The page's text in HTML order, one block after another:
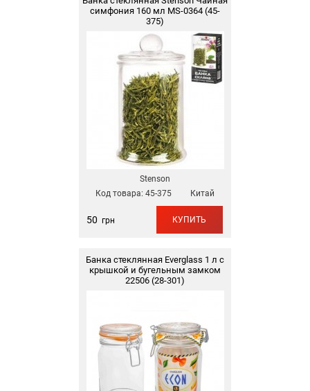
симфония 160 мл MS-0364 (45-
375)
Stenson
Код товара: 45-375 Китай
50 грн КУПИТЬ
Банка стеклянная Everglass 1 л с
крышкой и бугельным замком
22506 (28-301)